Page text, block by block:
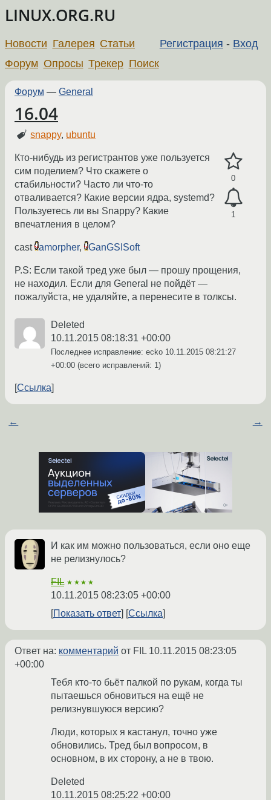
LINUX.ORG.RU
Регистрация - Вход
Новости Галерея Статьи
Форум Опросы Трекер Поиск
Форум — General
16.04
snappy, ubuntu
0
1
Кто-нибудь из регистрантов уже пользуется
сим поделием? Что скажете о
стабильности? Часто ли что-то
отваливается? Какие версии ядра, systemd?
Пользуетесь ли вы Snappy? Какие
впечатления в целом?
cast amorpher, GanGSISoft
P.S: Если такой тред уже был — прошу прощения,
не находил. Если для General не пойдёт —
пожалуйста, не удаляйте, а перенесите в толксы.
Deleted
10.11.2015 08:18:31 +00:00
Последнее исправление: ecko 10.11.2015 08:21:27
+00:00 (всего исправлений: 1)
Ссылка
← →
И как им можно пользоваться, если оно еще
не релизнулось?
FIL ★★★★
10.11.2015 08:23:05 +00:00
Показать ответ
Ссылка
Ответ на: комментарий от FIL 10.11.2015 08:23:05
+00:00
Тебя кто-то бьёт палкой по рукам, когда ты
пытаешься обновиться на ещё не
релизнувшуюся версию?
Люди, которых я кастанул, точно уже
обновились. Тред был вопросом, в
основном, в их сторону, а не в твою.
Deleted
10.11.2015 08:25:22 +00:00